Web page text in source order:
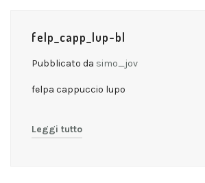
felp_capp_lup-bl
Pubblicato da simo_jov
felpa cappuccio lupo
Leggi tutto